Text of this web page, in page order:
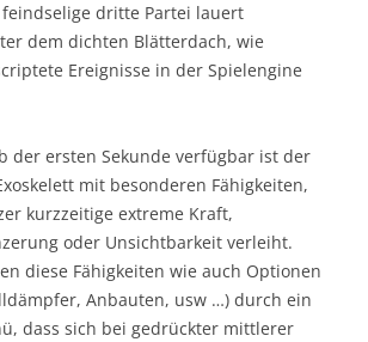
dritte Partei lauert
dem dichten Blätterdach, wie
Ereignisse in der Spielengine
der ersten Sekunde verfügbar ist der
mit besonderen Fähigkeiten,
kurzzeitige extreme Kraft,
oder Unsichtbarkeit verleiht.
diese Fähigkeiten wie auch Optionen
Anbauten, usw …) durch ein
dass sich bei gedrückter mittlerer